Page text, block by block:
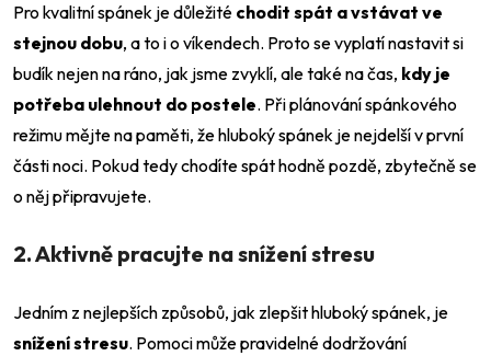
Pro kvalitní spánek je důležité chodit spát a vstávat ve
stejnou dobu, a to i o víkendech. Proto se vyplatí nastavit si
budík nejen na ráno, jak jsme zvyklí, ale také na čas, kdy je
potřeba ulehnout do postele. Při plánování spánkového
režimu mějte na paměti, že hluboký spánek je nejdelší v první
části noci. Pokud tedy chodíte spát hodně pozdě, zbytečně se
o něj připravujete.
2. Aktivně pracujte na snížení stresu
Jedním z nejlepších způsobů, jak zlepšit hluboký spánek, je
snížení stresu. Pomoci může pravidelné dodržování